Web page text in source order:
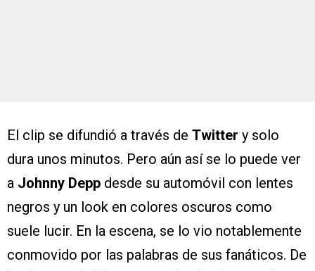
El clip se difundió a través de Twitter y solo
dura unos minutos. Pero aún así se lo puede ver
a Johnny Depp desde su automóvil con lentes
negros y un look en colores oscuros como
suele lucir. En la escena, se lo vio notablemente
conmovido por las palabras de sus fanáticos. De